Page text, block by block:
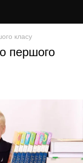
класу
першого